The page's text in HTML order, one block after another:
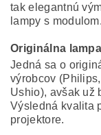
tak elegantnú
lampy s modulom.
Originálna
Jedná sa o
výrobcov
Ushio), avšak už
Výsledná kvalita
projektore.